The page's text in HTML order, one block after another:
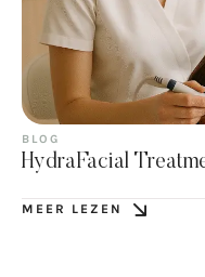
BLOG
HydraFacial
MEER LEZEN